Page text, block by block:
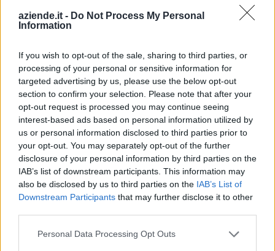
aziende.it - Do Not Process My Personal
Information
If you wish to opt-out of the sale, sharing to third parties, or
processing of your personal or sensitive information for
targeted advertising by us, please use the below opt-out
section to confirm your selection. Please note that after your
opt-out request is processed you may continue seeing
interest-based ads based on personal information utilized by
us or personal information disclosed to third parties prior to
your opt-out. You may separately opt-out of the further
disclosure of your personal information by third parties on the
IAB’s list of downstream participants. This information may
also be disclosed by us to third parties on the IAB’s List of
Downstream Participants that may further disclose it to other
Personal Data Processing Opt Outs
Indirizzo:Frazione Ormezzano 69, 13835
Provincia:Biella
Regione:Piemonte